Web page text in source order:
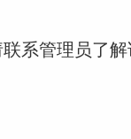
系管理员了